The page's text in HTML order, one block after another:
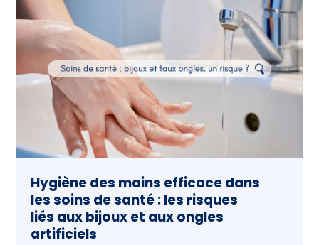
Hygiène des mains efficace dans
les soins de santé : les risques
liés aux bijoux et aux ongles
artificiels